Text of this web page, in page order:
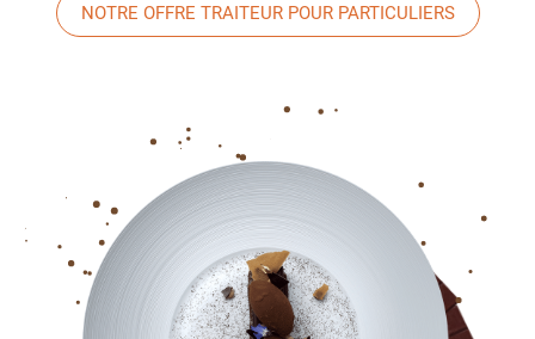
NOTRE OFFRE TRAITEUR POUR PARTICULIERS